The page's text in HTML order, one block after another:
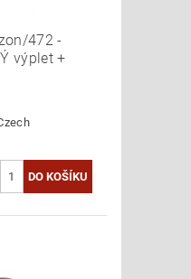
472 -
výplet +